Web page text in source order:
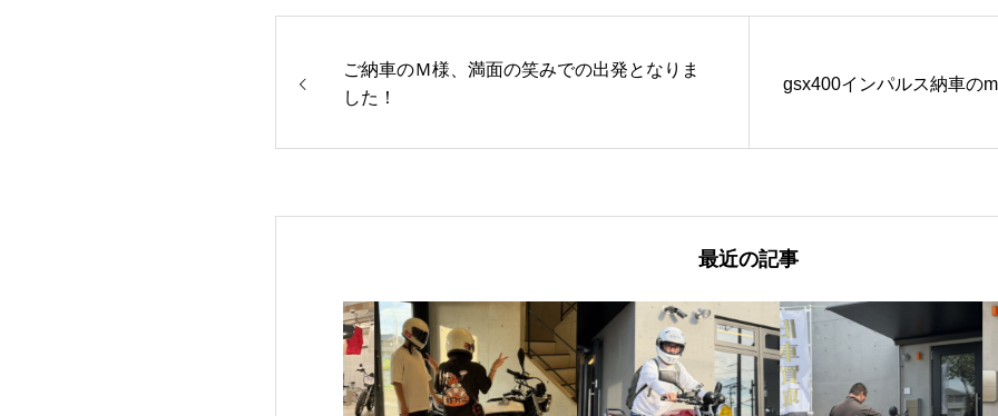
ご納車のＭ様、満面の笑みでの出発となりま
した！
gsx400インパルス納車の
最近の記事